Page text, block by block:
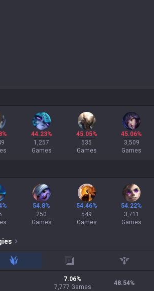
44.23%
1,257
Games
45.05%
535
Games
45.06%
3,509
Games
54.8%
250
Games
54.46%
549
Games
54.22%
3,711
Games
jungle adc support
7.06%
7,777 Games
48.54%